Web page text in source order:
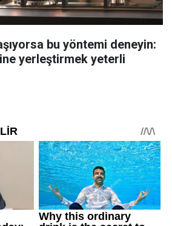
bu yöntemi deneyin:
yerleştirmek yeterli